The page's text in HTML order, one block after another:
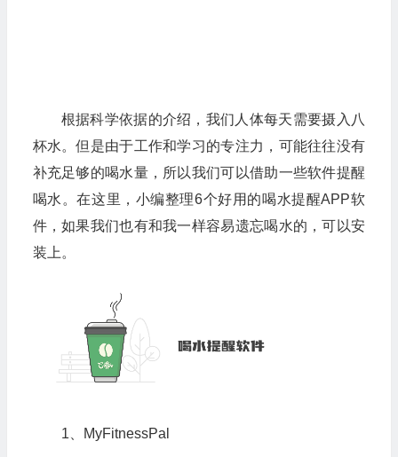
根据科学依据的介绍，我们人体每天需要摄入八
杯水。但是由于工作和学习的专注力，可能往往没有
补充足够的喝水量，所以我们可以借助一些软件提醒
喝水。在这里，小编整理6个好用的喝水提醒APP软
件，如果我们也有和我一样容易遗忘喝水的，可以安
装上。
1、MyFitnessPal